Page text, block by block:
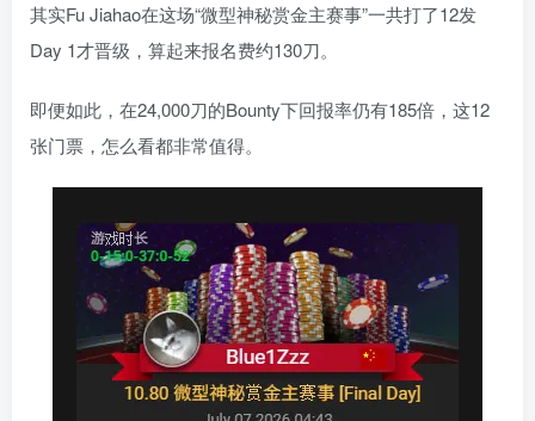
其实Fu Jiahao在这场“微型神秘赏金主赛事”一共打了12发
Day 1才晋级，算起来报名费约130刀。
即便如此，在24,000刀的Bounty下回报率仍有185倍，这12
张门票，怎么看都非常值得。